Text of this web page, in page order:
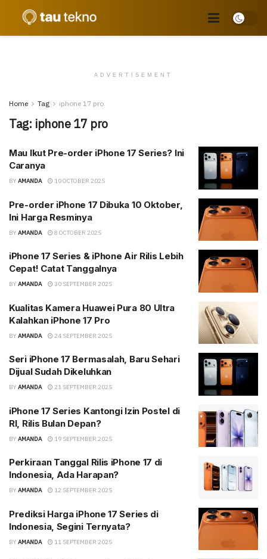
ADVERTISEMENT
Home Tag iphone 17 pro
Tag: iphone 17 pro
Mau Ikut Pre-order iPhone 17 Series? Ini
Caranya
BY AMANDA 10 OCTOBER 2025
Pre-order iPhone 17 Dibuka 10 Oktober,
Ini Harga Resminya
BY AMANDA 8 OCTOBER 2025
iPhone 17 Series & iPhone Air Rilis Lebih
Cepat! Catat Tanggalnya
BY AMANDA 30 SEPTEMBER 2025
Kualitas Kamera Huawei Pura 80 Ultra
Kalahkan iPhone 17 Pro
BY AMANDA 24 SEPTEMBER 2025
Seri iPhone 17 Bermasalah, Baru Sehari
Dijual Sudah Dikeluhkan
BY AMANDA 21 SEPTEMBER 2025
iPhone 17 Series Kantongi Izin Postel di
RI, Rilis Bulan Depan?
BY AMANDA 19 SEPTEMBER 2025
Perkiraan Tanggal Rilis iPhone 17 di
Indonesia, Ada Harapan?
BY AMANDA 12 SEPTEMBER 2025
Prediksi Harga iPhone 17 Series di
Indonesia, Segini Ternyata?
BY AMANDA 11 SEPTEMBER 2025